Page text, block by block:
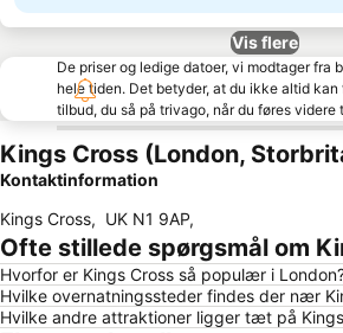
Vis flere
De priser og ledige datoer, vi modtager fra
hele tiden. Det betyder, at du ikke altid
tilbud, du så på trivago, når du føres videre
Kings Cross (London,
Kontaktinformation
Kings Cross, UK N1 9AP,
Ofte stillede spørgsmål om
Hvorfor er Kings Cross så populær i
Hvilke overnatningssteder findes der nær
Hvilke andre attraktioner ligger tæt på